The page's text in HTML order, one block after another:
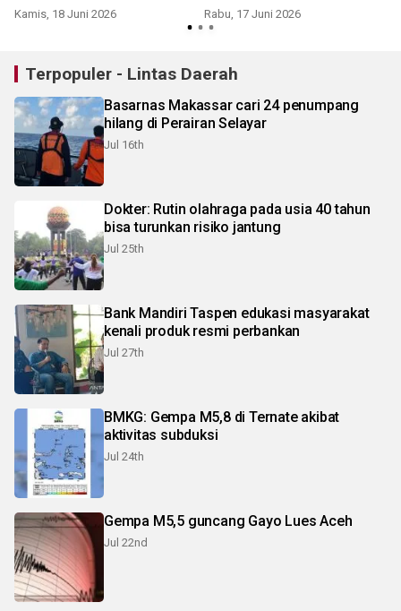
Kamis, 18 Juni 2026 Rabu, 17 Juni 2026
Terpopuler - Lintas Daerah
Basarnas Makassar cari 24 penumpang
hilang di Perairan Selayar
Jul 16th
Dokter: Rutin olahraga pada usia 40 tahun
bisa turunkan risiko jantung
Jul 25th
Bank Mandiri Taspen edukasi masyarakat
kenali produk resmi perbankan
Jul 27th
BMKG: Gempa M5,8 di Ternate akibat
aktivitas subduksi
Jul 24th
Gempa M5,5 guncang Gayo Lues Aceh
Jul 22nd